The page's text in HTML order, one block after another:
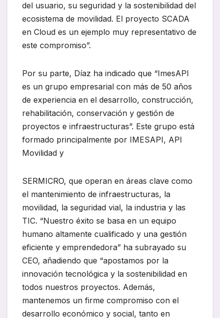
del usuario, su seguridad y la sostenibilidad del
ecosistema de movilidad. El proyecto SCADA
en Cloud es un ejemplo muy representativo de
este compromiso”.
Por su parte, Díaz ha indicado que “ImesAPI
es un grupo empresarial con más de 50 años
de experiencia en el desarrollo, construcción,
rehabilitación, conservación y gestión de
proyectos e infraestructuras”. Este grupo está
formado principalmente por IMESAPI, API
Movilidad y
SERMICRO, que operan en áreas clave como
el mantenimiento de infraestructuras, la
movilidad, la seguridad vial, la industria y las
TIC. “Nuestro éxito se basa en un equipo
humano altamente cualificado y una gestión
eficiente y emprendedora” ha subrayado su
CEO, añadiendo que “apostamos por la
innovación tecnológica y la sostenibilidad en
todos nuestros proyectos. Además,
mantenemos un firme compromiso con el
desarrollo económico y social, tanto en